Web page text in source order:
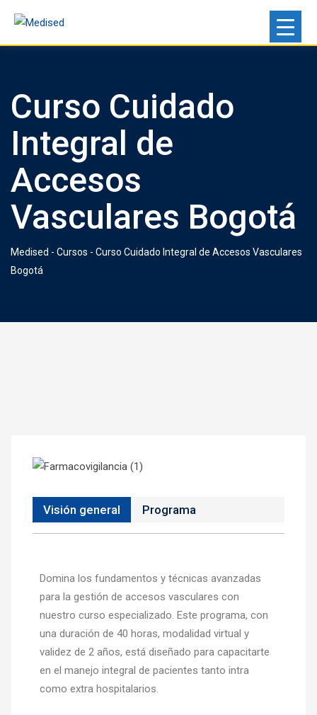
Curso Cuidado
Integral de
Accesos
Vasculares Bogotá
Medised - Cursos - Curso Cuidado Integral de Accesos Vasculares
Bogotá
Visión general Programa
Domina los fundamentos y técnicas avanzadas
para la gestión de accesos vasculares con
nuestro curso especializado. Este programa, con
una duración de 40 horas, modalidad virtual y
validez de 2 años, está diseñado para capacitarte
en el manejo integral de pacientes tanto intra
como extra hospitalarios.